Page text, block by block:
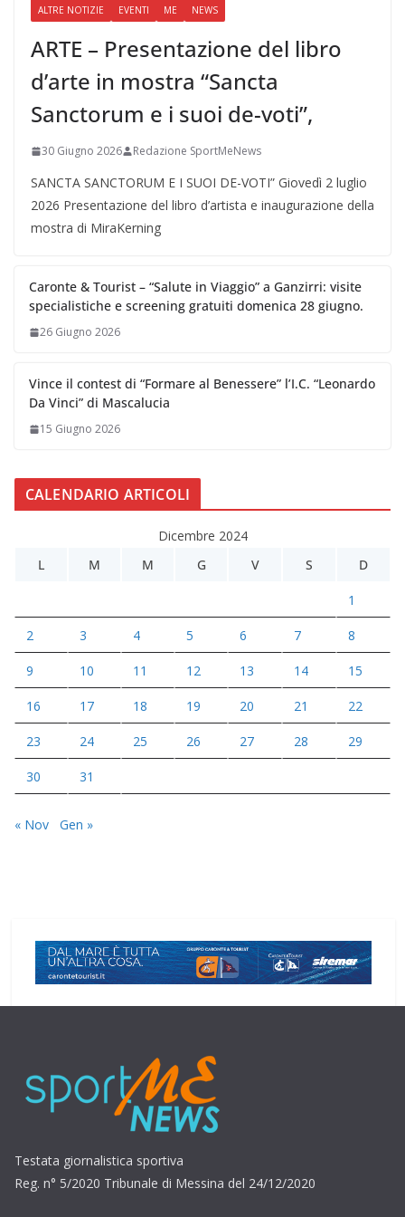
ALTRE NOTIZIE EVENTI ME NEWS
ARTE – Presentazione del libro
d’arte in mostra “Sancta
Sanctorum e i suoi de-voti”,
30 Giugno 2026 Redazione SportMeNews
SANCTA SANCTORUM E I SUOI DE-VOTI” Giovedì 2 luglio
2026 Presentazione del libro d’artista e inaugurazione della
mostra di MiraKerning
Caronte & Tourist – “Salute in Viaggio” a Ganzirri: visite
specialistiche e screening gratuiti domenica 28 giugno.
26 Giugno 2026
Vince il contest di “Formare al Benessere” l’I.C. “Leonardo
Da Vinci” di Mascalucia
15 Giugno 2026
CALENDARIO ARTICOLI
Dicembre 2024
L
M M G V S D
1
2 3 4 5 6 7 8
9 10 11 12 13 14 15
16 17 18 19 20 21 22
23 24 25 26 27 28 29
30 31
« Nov Gen »
Testata giornalistica sportiva
Reg. n° 5/2020 Tribunale di Messina del 24/12/2020